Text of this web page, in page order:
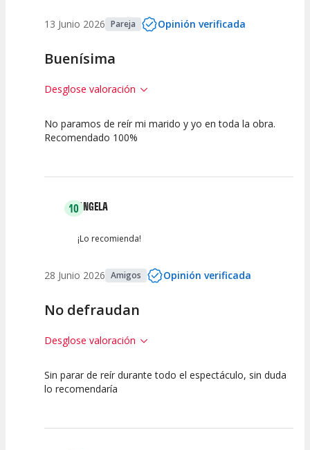
13 Junio 2026 Pareja Opinión verificada
Buenísima
Desglose valoración
10 10 10
No paramos de reír mi marido y yo en toda la obra.
Recomendado 100%
10ANGELA
¡Lo recomienda!
28 Junio 2026 Amigos Opinión verificada
No defraudan
Desglose valoración
10 10 10
Sin parar de reír durante todo el espectáculo, sin duda
lo recomendaría